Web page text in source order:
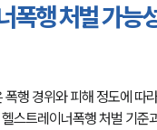
폭행 처벌 가능
행 경위와 피해 정도에 따
스트레이너폭행 처벌 기준